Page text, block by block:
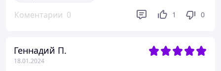
Коментарии 0 1 0
Геннадий П.
18.01.2024